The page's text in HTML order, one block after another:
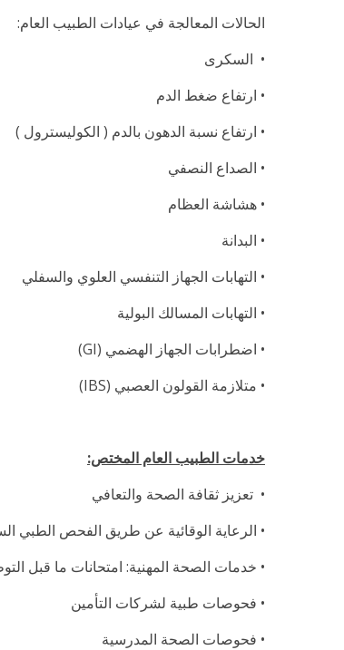
الحالات المعالجة في عيادات الطبيب العام:
• السكرى
• ارتفاع ضغط الدم
• ارتفاع نسبة الدهون بالدم ( الكوليسترول )
• الصداع النصفي
• هشاشة العظام
• البدانة
• التهابات الجهاز التنفسي العلوي والسفلي
• التهابات المسالك البولية
• اضطرابات الجهاز الهضمي (GI
)
• متلازمة القولون العصبي (IBS
)
خدمات الطبيب العام المختص:
• تعزيز ثقافة الصحة والتعافي
• الرعاية الوقائية عن طريق الفحص الطبي
• خدمات الصحة المهنية: امتحانات ما قبل
• فحوصات طبية لشركات التأمين
• فحوصات الصحة المدرسية